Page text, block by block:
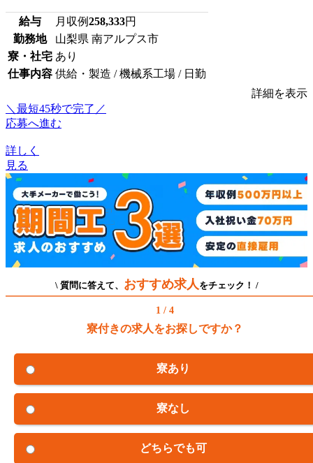
給与 月収例258,333円
勤務地
山梨県 南アルプス市
寮・社宅 あり
仕事内容 供給・製造 / 機械系工場 / 日勤
詳細を表示
＼最短45秒で完了／
応募へ進む
詳しく
見る
\ 質問に答えて、 おすすめ求人 をチェック！ /
1 / 4
寮付きの求人をお探しですか？
寮あり
寮なし
どちらでも可